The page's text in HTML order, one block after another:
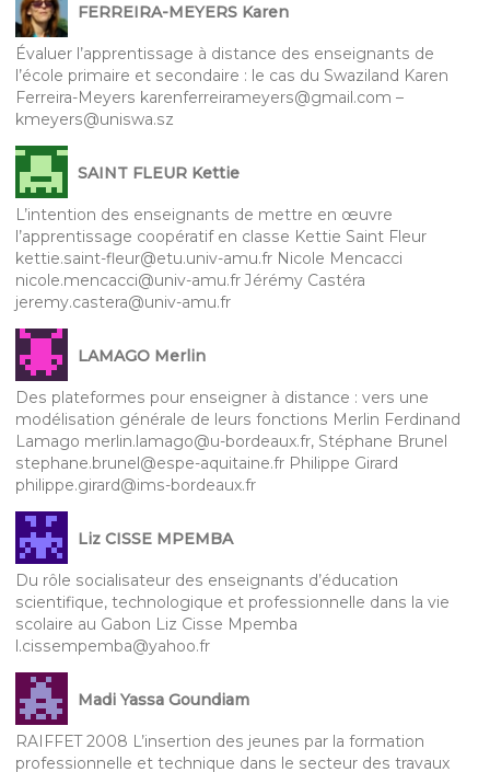
FERREIRA-MEYERS Karen
Évaluer l’apprentissage à distance des enseignants de
l’école primaire et secondaire : le cas du Swaziland Karen
Ferreira-Meyers karenferreirameyers@gmail.com –
kmeyers@uniswa.sz
SAINT FLEUR Kettie
L’intention des enseignants de mettre en œuvre
l’apprentissage coopératif en classe Kettie Saint Fleur
kettie.saint-fleur@etu.univ-amu.fr Nicole Mencacci
nicole.mencacci@univ-amu.fr Jérémy Castéra
jeremy.castera@univ-amu.fr
LAMAGO Merlin
Des plateformes pour enseigner à distance : vers une
modélisation générale de leurs fonctions Merlin Ferdinand
Lamago merlin.lamago@u-bordeaux.fr, Stéphane Brunel
stephane.brunel@espe-aquitaine.fr Philippe Girard
philippe.girard@ims-bordeaux.fr
Liz CISSE MPEMBA
Du rôle socialisateur des enseignants d’éducation
scientifique, technologique et professionnelle dans la vie
scolaire au Gabon Liz Cisse Mpemba
l.cissempemba@yahoo.fr
Madi Yassa Goundiam
RAIFFET 2008 L’insertion des jeunes par la formation
professionnelle et technique dans le secteur des travaux